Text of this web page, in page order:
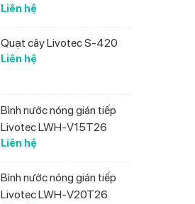
Liên hệ
Quạt cây Livotec S-420
Liên hệ
Bình nước nóng gián tiếp
Livotec LWH-V15T26
Liên hệ
Bình nước nóng gián tiếp
Livotec LWH-V20T26